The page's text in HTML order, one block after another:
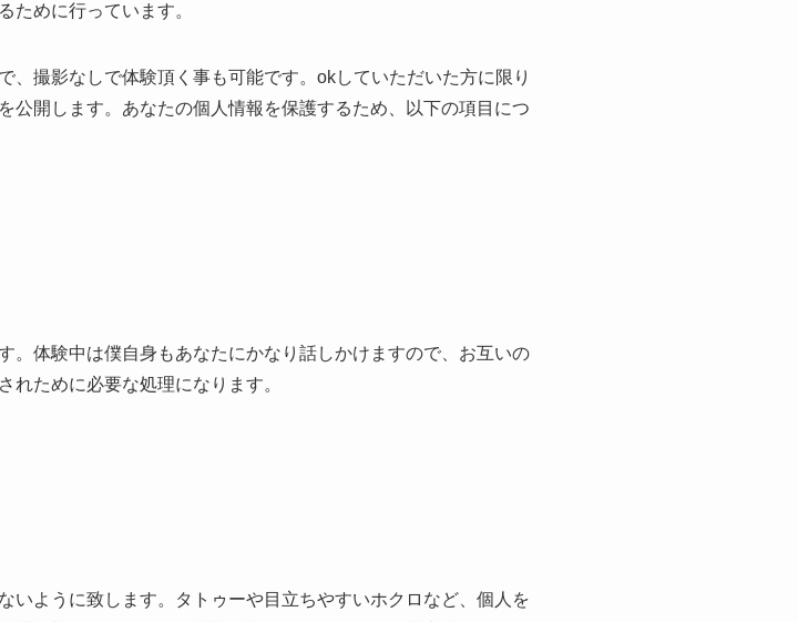
ために行っています。
撮影なしで体験頂く事も可能です。okしていただいた方に限り
公開します。あなたの個人情報を保護するため、以下の項目につ
。体験中は僕自身もあなたにかなり話しかけますので、お互いの
れために必要な処理になります。
いように致します。タトゥーや目立ちやすいホクロなど、個人を